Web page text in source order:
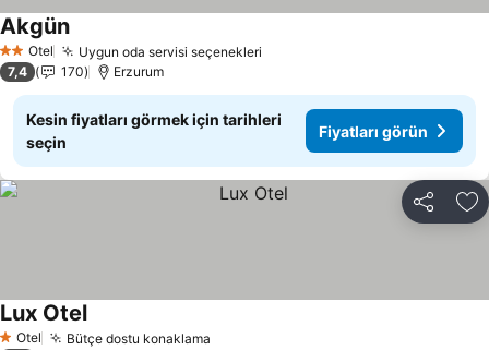
2 Yıldız
Otel Uygun oda servisi seçenekleri
Akgün
7,4 170 Erzurum
Kesin fiyatları görmek için tarihleri
seçin
Fiyatları görün
Paylaş
1 Yıldız
Otel Bütçe dostu konaklama
Lux Otel